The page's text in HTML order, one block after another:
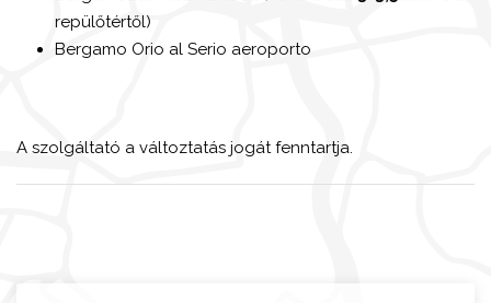
repülőtértől)
Bergamo Orio al Serio aeroporto
A szolgáltató a változtatás jogát fenntartja.